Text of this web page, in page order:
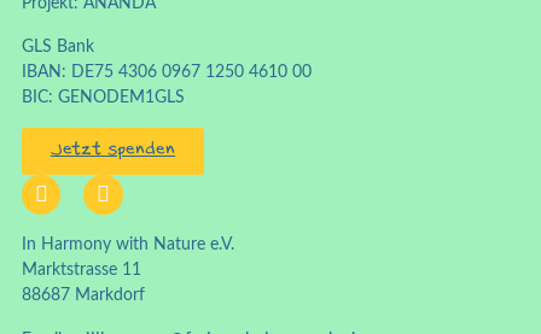
Projekt: ANANDA
GLS Bank
IBAN: DE75 4306 0967 1250 4610 00
BIC: GENODEM1GLS
Jetzt spenden
In Harmony with Nature e.V.
Marktstrasse 11
88687 Markdorf